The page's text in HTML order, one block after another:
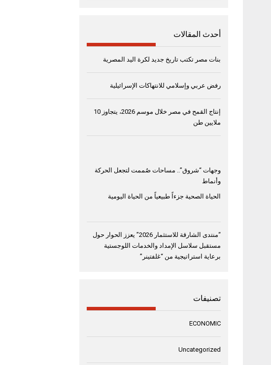
أحدث المقالات
بنات مصر تكتب تاريخ جديد لكرة اليد المصرية
رفض عربي وإسلامي للانتهاكات الإسرائيلية
إنتاج القمح في مصر خلال موسم 2026، يتجاوز 10
ملايين طن
وجهات “شروق”.. مساحات صُممت لتجعل الحركة
وأنماط
الحياة الصحية جزءاً طبيعياً من الحياة اليومية
“منتدى الشارقة للاستثمار 2026” يعزز الحوار حول
مستقبل سلاسل الإمداد والخدمات اللوجستية
برعاية استراتيجية من “غلفتينر”
تصنيفات
ECONOMIC
Uncategorized